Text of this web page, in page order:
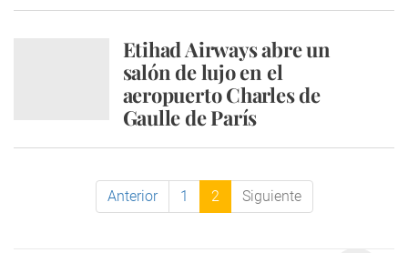
Etihad Airways abre un
salón de lujo en el
aeropuerto Charles de
Gaulle de París
Anterior 1 2 Siguiente